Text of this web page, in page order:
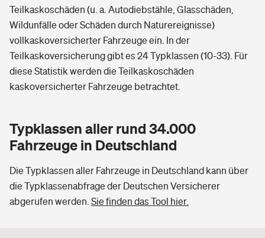
Teilkaskoschäden (u. a. Autodiebstähle, Glasschäden,
Wildunfälle oder Schäden durch Naturereignisse)
vollkaskoversicherter Fahrzeuge ein. In der
Teilkaskoversicherung gibt es 24 Typklassen (10-33). Für
diese Statistik werden die Teilkaskoschäden
kaskoversicherter Fahrzeuge betrachtet.
Typklassen aller rund 34.000
Fahrzeuge in Deutschland
Die Typklassen aller Fahrzeuge in Deutschland kann über
die Typklassenabfrage der Deutschen Versicherer
abgerufen werden. Sie finden das Tool hier.